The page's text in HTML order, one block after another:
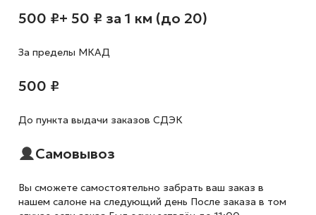
500 ₽+ 50 ₽ за 1 км (до 20)
За пределы МКАД
500 ₽
До пункта выдачи заказов СДЭК
Самовывоз
Вы сможете самостоятельно забрать ваш заказ в
нашем салоне на следующий день После заказа в том